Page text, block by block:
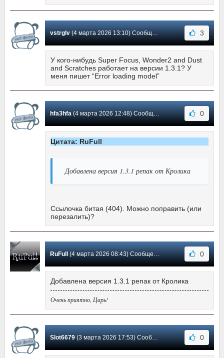
vstrglv(4 марта 2026 13:10) Сообщение #724 3
У кого-нибудь Super Focus, Wonder2 and Dust
and Scratches работает на версии 1.3.1? У
меня пишет “Error loading model”
hfa3hfa(4 марта 2026 12:48) Сообщение #723 0
Цитата: RuFull
Добавлена версия 1.3.1 репак от Кролика
Ссылочка битая (404). Можно поправить (или
перезалить)?
RuFull(4 марта 2026 08:43) Сообщение #722 0
Добавлена версия 1.3.1 репак от Кролика
Очень приятно, Царь!
Slot6679(3 марта 2026 17:53) Сообщение #721 0